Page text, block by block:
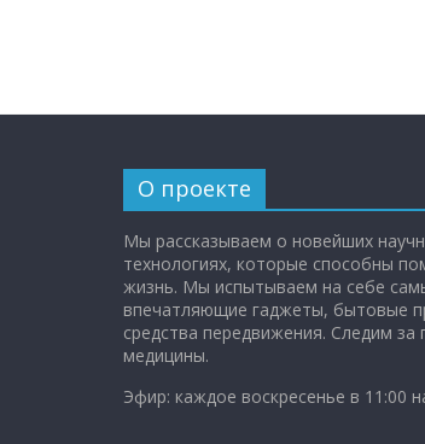
О проекте
Мы рассказываем о новейших
технологиях, которые способны
жизнь. Мы испытываем на себе
впечатляющие гаджеты, бытовые
средства передвижения. Следим
медицины.
Эфир: каждое воскресенье в 11:00